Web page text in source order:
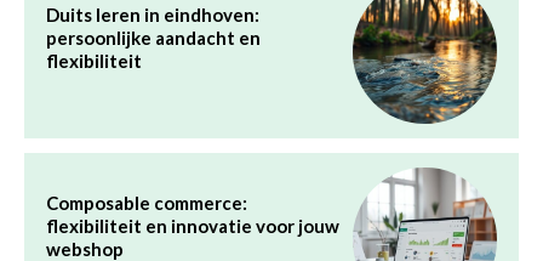
Duits leren in eindhoven:
persoonlijke aandacht en
flexibiliteit
Composable commerce:
flexibiliteit en innovatie voor jouw
webshop